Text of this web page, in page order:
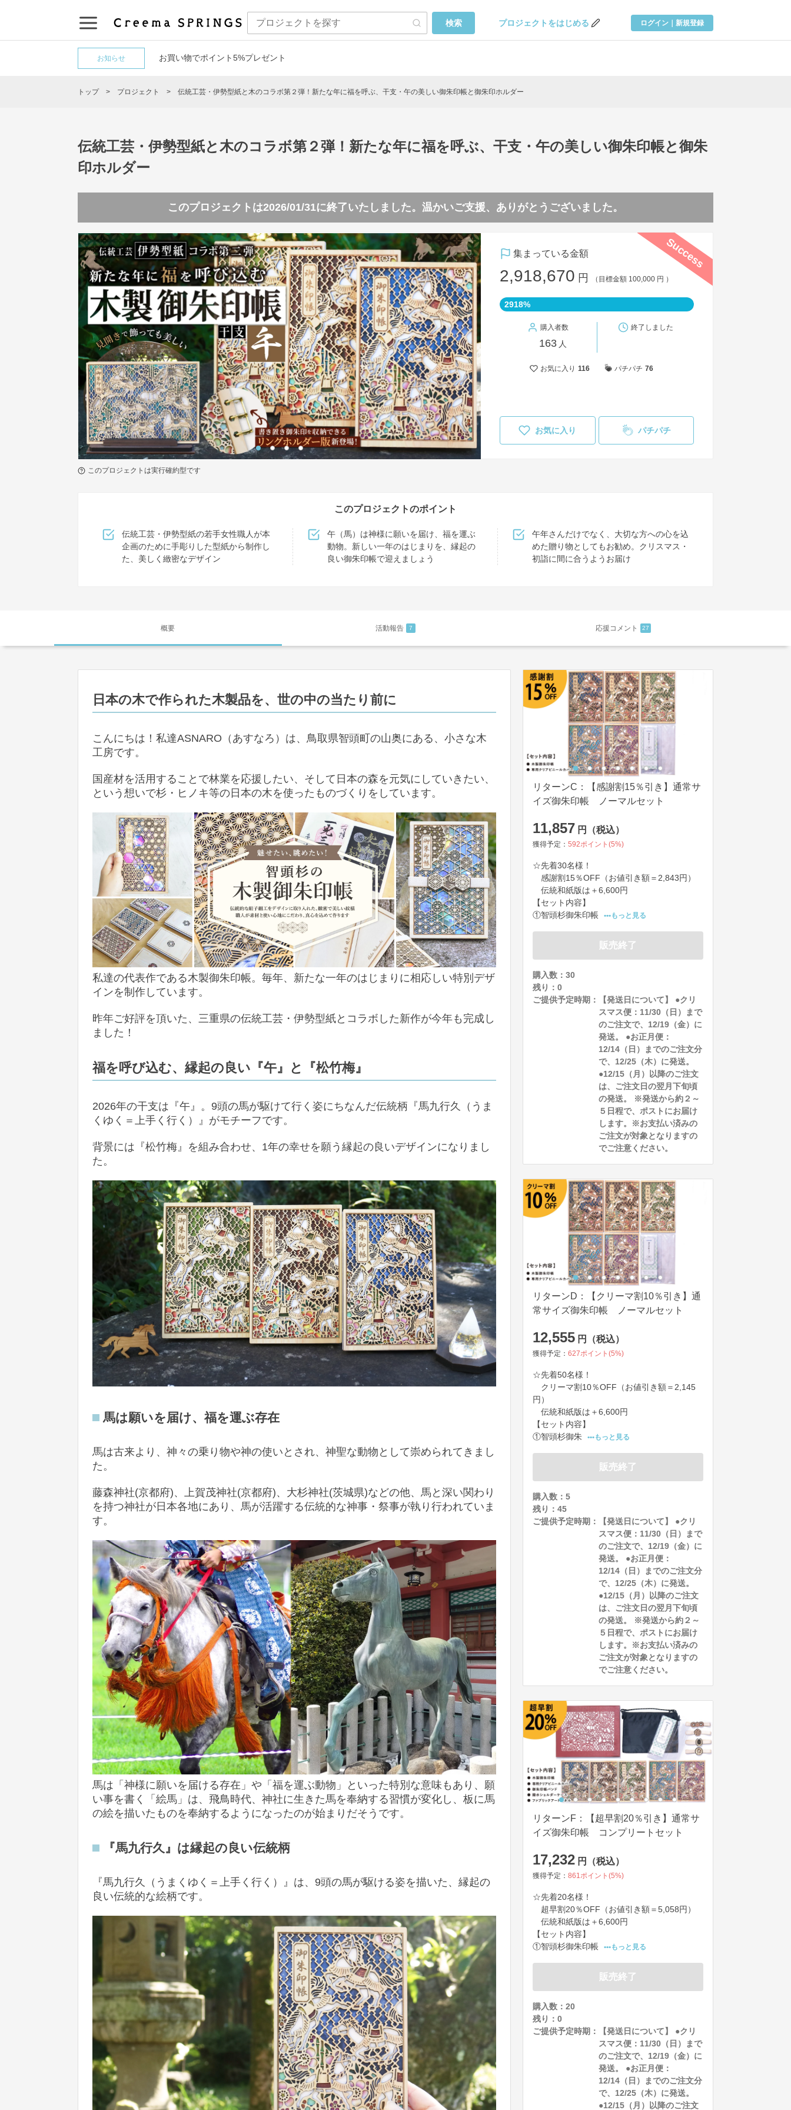
検索 プロジェクトをはじめる ログイン｜新規登録
お知らせ お買い物でポイント5%プレゼント
トップ プロジェクト 伝統工芸・伊勢型紙と木のコラボ第２弾！新たな年に福を呼ぶ、干支・午の美しい御朱印帳と御朱印ホルダー
伝統工芸・伊勢型紙と木のコラボ第２弾！新たな年に福を呼ぶ、干支・午の美しい御朱印帳と御朱
印ホルダー
このプロジェクトは2026/01/31に終了いたしました。温かいご支援、ありがとうございました。
Success
集まっている金額
2,918,670 円 （目標金額 100,000 円 ）
2918%
購入者数
163 人
終了しました
お気に入り 116 パチパチ 76
お気に入り パチパチ
このプロジェクトは実行確約型です
このプロジェクトのポイント
伝統工芸・伊勢型紙の若手女性職人が本
企画のために手彫りした型紙から制作し
た、美しく緻密なデザイン
午（馬）は神様に願いを届け、福を運ぶ
動物。新しい一年のはじまりを、縁起の
良い御朱印帳で迎えましょう
午年さんだけでなく、大切な方への心を込
めた贈り物としてもお勧め。クリスマス・
初詣に間に合うようお届け
概要 活動報告 7 応援コメント 27
日本の木で作られた木製品を、世の中の当たり前に
こんにちは！私達ASNARO（あすなろ）は、鳥取県智頭町の山奥にある、小さな木
工房です。
国産材を活用することで林業を応援したい、そして日本の森を元気にしていきたい、
という想いで杉・ヒノキ等の日本の木を使ったものづくりをしています。
私達の代表作である木製御朱印帳。毎年、新たな一年のはじまりに相応しい特別デザ
インを制作しています。
昨年ご好評を頂いた、三重県の伝統工芸・伊勢型紙とコラボした新作が今年も完成し
ました！
福を呼び込む、縁起の良い『午』と『松竹梅』
2026年の干支は『午』。9頭の馬が駆けて行く姿にちなんだ伝統柄『馬九行久（うま
くゆく＝上手く行く）』がモチーフです。
背景には『松竹梅』を組み合わせ、1年の幸せを願う縁起の良いデザインになりまし
た。
馬は願いを届け、福を運ぶ存在
馬は古来より、神々の乗り物や神の使いとされ、神聖な動物として崇められてきまし
た。
藤森神社(京都府)、上賀茂神社(京都府)、大杉神社(茨城県)などの他、馬と深い関わり
を持つ神社が日本各地にあり、馬が活躍する伝統的な神事・祭事が執り行われていま
す。
馬は「神様に願いを届ける存在」や「福を運ぶ動物」といった特別な意味もあり、願
い事を書く「絵馬」は、飛鳥時代、神社に生きた馬を奉納する習慣が変化し、板に馬
の絵を描いたものを奉納するようになったのが始まりだそうです。
『馬九行久』は縁起の良い伝統柄
『馬九行久（うまくゆく＝上手く行く）』は、9頭の馬が駆ける姿を描いた、縁起の
良い伝統的な絵柄です。
リターンC：【感謝割15％引き】通常サ
イズ御朱印帳 ノーマルセット
11,857 円（税込）
獲得予定： 592ポイント(5%)
☆先着30名様！
感謝割15％OFF（お値引き額＝2,843円）
伝統和紙版は＋6,600円
【セット内容】
①智頭杉御朱印帳
•••もっと見る
販売終了
購入数：30
残り： 0
ご提供予定時期：
【発送日について】 ●クリ
スマス便：11/30（日）まで
のご注文で、12/19（金）に
発送。 ●お正月便：
12/14（日）までのご注文分
で、12/25（木）に発送。
●12/15（月）以降のご注文
は、ご注文日の翌月下旬頃
の発送。 ※発送から約２～
５日程で、ポストにお届け
します。※お支払い済みの
ご注文が対象となりますの
でご注意ください。
リターンD：【クリーマ割10％引き】通
常サイズ御朱印帳 ノーマルセット
12,555 円（税込）
獲得予定： 627ポイント(5%)
☆先着50名様！
クリーマ割10％OFF（お値引き額＝2,145
円）
伝統和紙版は＋6,600円
【セット内容】
①智頭杉御朱
•••もっと見る
販売終了
購入数：5
残り： 45
ご提供予定時期：
【発送日について】 ●クリ
スマス便：11/30（日）まで
のご注文で、12/19（金）に
発送。 ●お正月便：
12/14（日）までのご注文分
で、12/25（木）に発送。
●12/15（月）以降のご注文
は、ご注文日の翌月下旬頃
の発送。 ※発送から約２～
５日程で、ポストにお届け
します。※お支払い済みの
ご注文が対象となりますの
でご注意ください。
リターンF：【超早割20％引き】通常サ
イズ御朱印帳 コンプリートセット
17,232 円（税込）
獲得予定： 861 ポイント(5%)
☆先着20名様！
超早割20％OFF（お値引き額＝5,058円）
伝統和紙版は＋6,600円
【セット内容】
①智頭杉御朱印帳
•••もっと見る
販売終了
購入数：20
残り： 0
ご提供予定時期：
【発送日について】 ●クリ
スマス便：11/30（日）まで
のご注文で、12/19（金）に
発送。 ●お正月便：
12/14（日）までのご注文分
で、12/25（木）に発送。
●12/15（月）以降のご注文